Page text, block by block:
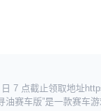
7 点截止领取地址
赛车版”是一款赛车